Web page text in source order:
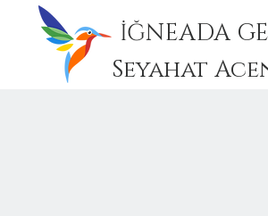
İĞNEADA
Seyahat